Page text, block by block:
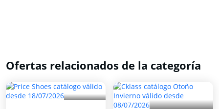
Ofertas relacionados de la categoría